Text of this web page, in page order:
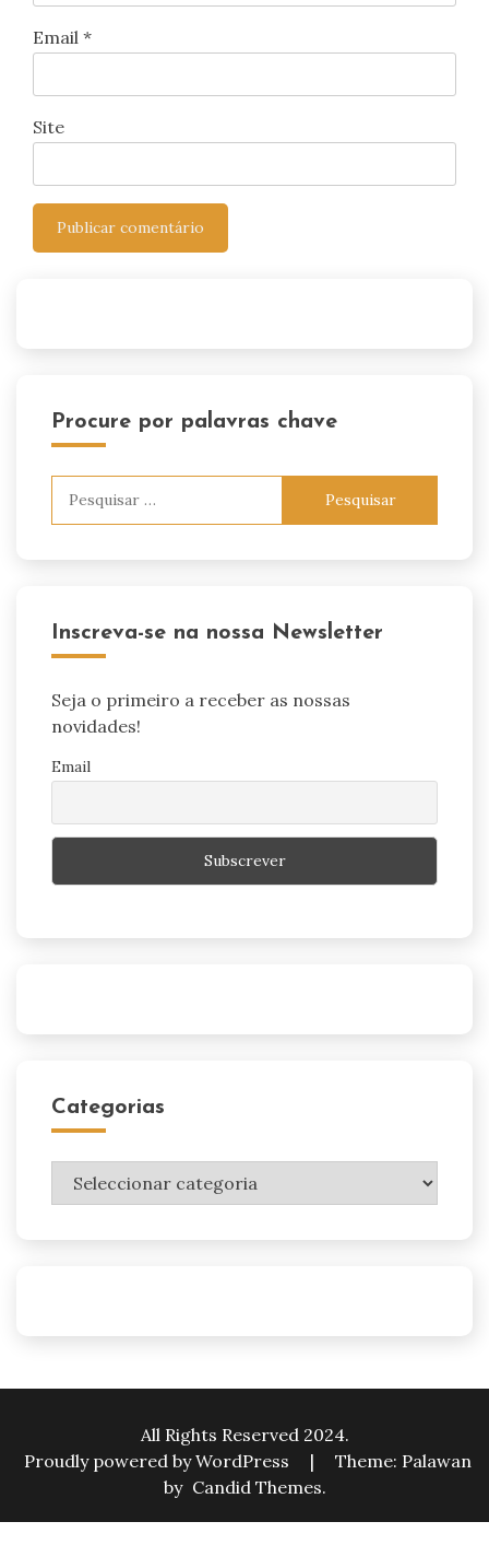
Email *
Site
Procure por palavras chave
Inscreva-se na nossa Newsletter
Seja o primeiro a receber as nossas
novidades!
Email
Categorias
Categorias
All Rights Reserved 2024.
Proudly powered by WordPress
|
Theme: Palawan
by Candid Themes.